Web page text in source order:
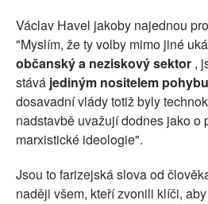
Václav Havel jakoby najednou
"Myslím, že ty volby mimo jiné
občanský a neziskový sektor ,
stává jediným nositelem
dosavadní vlády totiž byly
nadstavbě uvažují dodnes jako o
marxistické ideologie".
Jsou to farizejská slova od
naději všem, kteří zvonili klíči,